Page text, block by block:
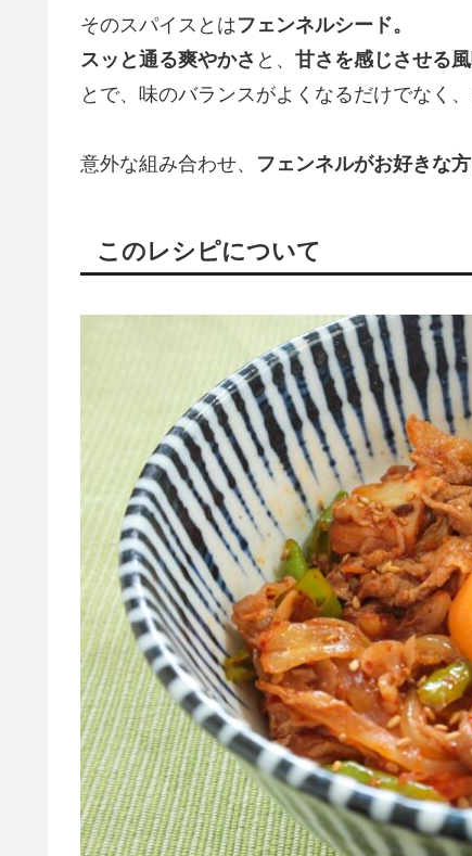
そのスパイスとはフェンネルシード。
スッと通る爽やかさ と、 甘さを感じさせる
とで、味のバランスがよくなるだけでなく、
意外な組み合わせ、 フェンネルがお好きな
このレシピについて